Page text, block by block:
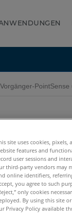
Vorgänger-PointSense
®Software und As-
Revit. Es enthält
site uses cookies,
features and
user sessions and
third-party vendors may
online identifiers,
you agree to such
only cookies
By using this site or
Privacy Policy available